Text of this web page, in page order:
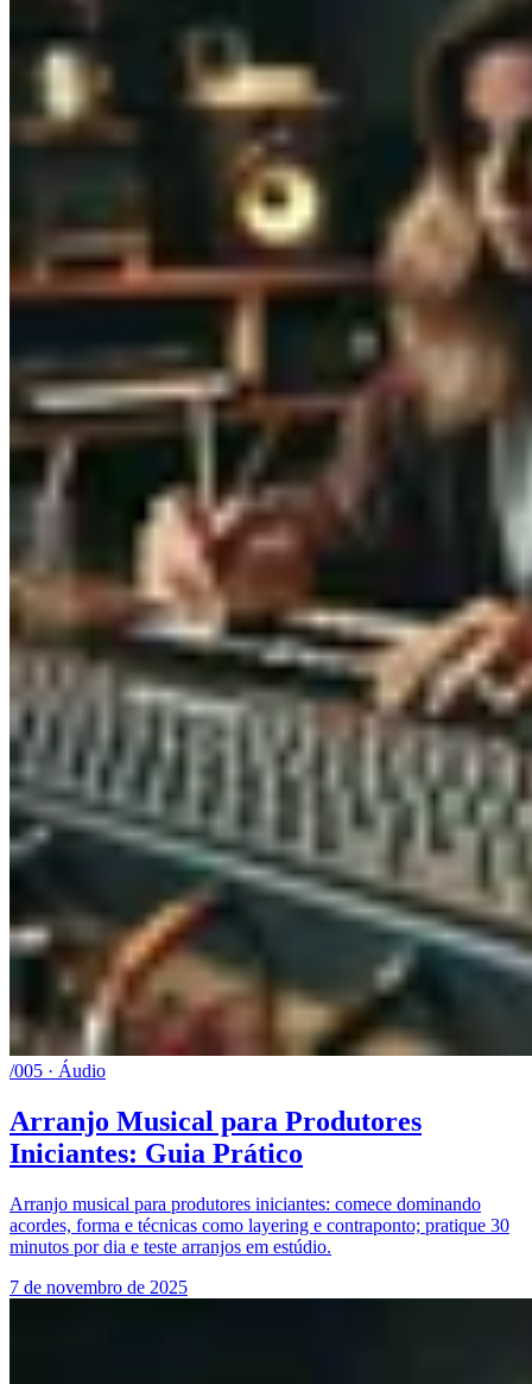
/005 · Áudio
Arranjo Musical para Produtores
Iniciantes: Guia Prático
Arranjo musical para produtores iniciantes: comece dominando
acordes, forma e técnicas como layering e contraponto; pratique 30
minutos por dia e teste arranjos em estúdio.
7 de novembro de 2025